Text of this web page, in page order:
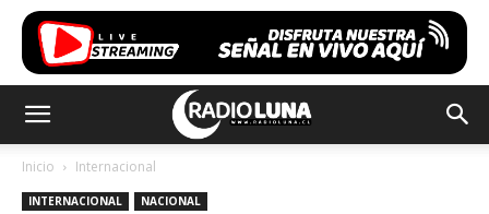
Inicio Internacional
INTERNACIONAL NACIONAL